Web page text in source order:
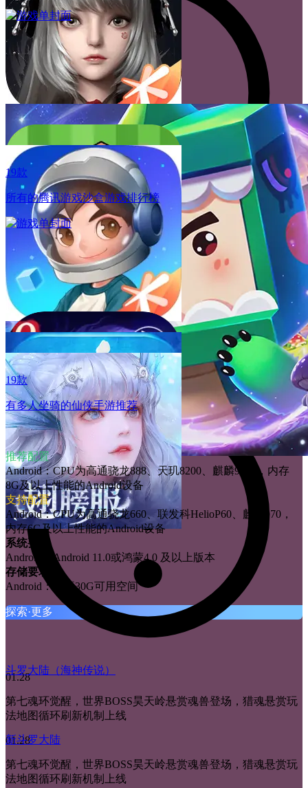
02.01
新武魂「六翼天使」拟态·千仞雪上线，圣剑裁决，权柄在
握，「仙猊秘辛」玩法开启
02.01
新武魂「六翼天使」拟态·千仞雪上线，圣剑裁决，权柄在
握，「仙猊秘辛」玩法开启
01.28
第七魂环觉醒，世界BOSS昊天岭悬赏魂兽登场，猎魂悬赏玩
法地图循环刷新机制上线
01.28
第七魂环觉醒，世界BOSS昊天岭悬赏魂兽登场，猎魂悬赏玩
法地图循环刷新机制上线
19款
所有的腾讯游戏沙盒游戏排行榜
19款
有多人坐骑的仙侠手游推荐
配置要求
推荐配置
Android：CPU为高通骁龙888、天玑8200、麒麟9000，内存
8G及以上性能的Android设备
支持配置
Android：CPU为高通骁龙660、联发科HelioP60、麒麟970，
内存6G及以上性能的Android设备
系统要求
Android：Android 11.0或鸿蒙4.0 及以上版本
存储要求
Android：需要30G可用空间
探索·更多
斗罗大陆（海神传说）
新斗罗大陆